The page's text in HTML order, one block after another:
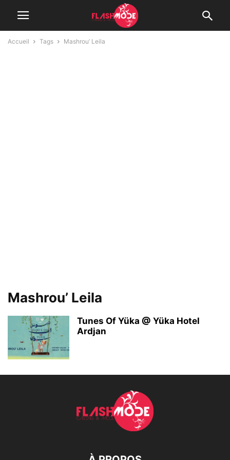
Accueil Tags Mashrou’ Leila
Mashrou’ Leila
Tunes Of Yüka @ Yüka Hotel
Ardjan